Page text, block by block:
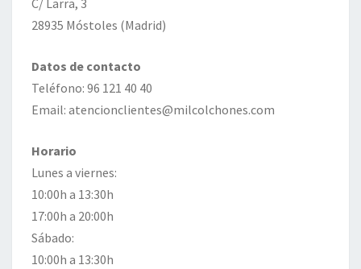
C/ Larra, 3
28935 Móstoles (Madrid)
Datos de contacto
Teléfono: 96 121 40 40
Email: atencionclientes@milcolchones.com
Horario
Lunes a viernes:
10:00h a 13:30h
17:00h a 20:00h
Sábado:
10:00h a 13:30h